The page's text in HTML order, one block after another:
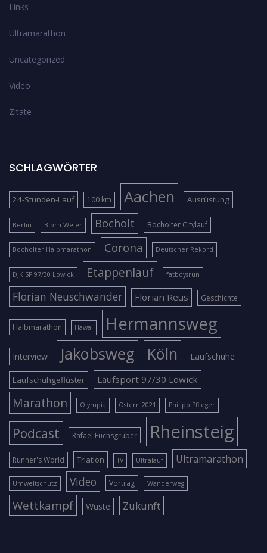
Links
Ultramarathon
Uncategorized
Video
Zitate
SCHLAGWÖRTER
24-Stunden-Lauf 100 km Aachen Ausrüstung
Berlin Björn Weier Bocholt Bocholter Citylauf
Bocholter Halbmarathon Corona Deutscher Rekord
DJK SF 97/30 Lowick Etappenlauf fatboysrun
Florian Neuschwander Florian Reus Geschichte
Halbmarathon Hawai Hermannsweg
Interview Jakobsweg Köln Laufschuhe
Laufschuhgeflüster Laufsport 97/30 Lowick
Marathon Olympia Ostern 2021 Philipp Pflieger
Podcast Rafael Fuchsgruber Rheinsteig
Runner's World Triatlon TV Ultralauf Ultramarathon
Umweltschutz Video Vortrag Wanderweg
Wettkampf Wüste Zukunft